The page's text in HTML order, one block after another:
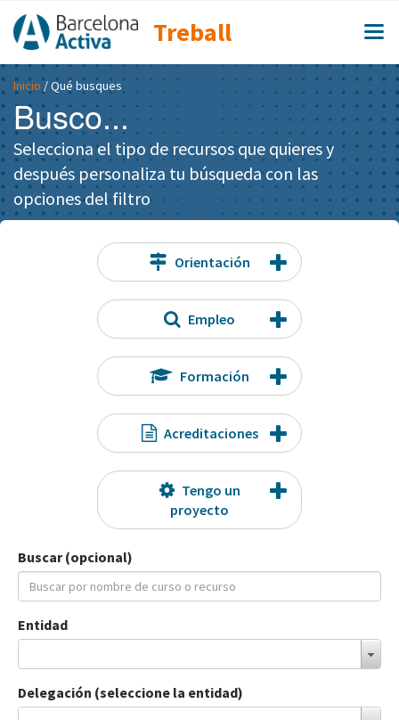
Treball
Inicio / Qué busques
Busco...
Selecciona el tipo de recursos que quieres y
después personaliza tu búsqueda con las
opciones del filtro
Orientación
Empleo
Formación
Acreditaciones
Tengo un
proyecto
Buscar (opcional)
Entidad
Delegación (seleccione la entidad)